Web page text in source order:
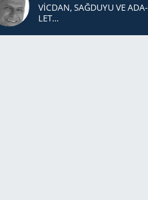
VİCDAN, SAĞ­DU­YU VE ADA­
LET…